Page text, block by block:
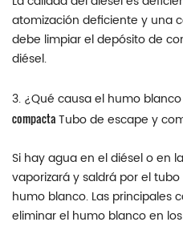
atomización deficiente y una
debe limpiar el depósito de
diésel.
3. ¿Qué causa el humo
compactaTubo de escape y
Si hay agua en el diésel o en
vaporizará y saldrá por el
humo blanco. Las principales
eliminar el humo blanco en